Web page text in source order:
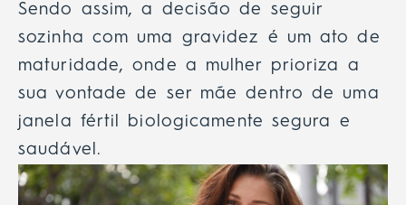
Sendo assim, a decisão de seguir
sozinha com uma gravidez é um ato de
maturidade, onde a mulher prioriza a
sua vontade de ser mãe dentro de uma
janela fértil biologicamente segura e
saudável.